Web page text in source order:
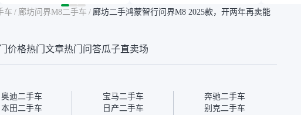
平台，车价贵点也正常，毕
竟有保障。其他平台上很多
多花点钱买个放心。从个人
期，这一点很便捷，其他平
心的额外价值。虽然我砍过
为瓜子有质保，车子出小毛
病维修更有保障。”
车 / 廊坊问界M8二手车 / 廊坊二手鸿蒙智行问界M8 2025款，开两年再卖能
价格热门文章热门问答瓜子直卖场
奥迪二手车 宝马二手车
奔驰二手车
本田二手车 日产二手车 别克二手车